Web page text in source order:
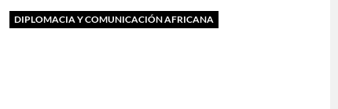
DIPLOMACIA Y COMUNICACIÓN AFRICANA